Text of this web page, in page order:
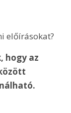
előírásokat?
hogy az